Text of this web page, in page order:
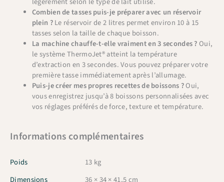
Combien de tasses puis-je préparer avec un réservoir
plein ?Le réservoir de 2 litres permet environ 10 à 15
tasses selon la taille de chaque boisson.
La machine chauffe-t-elle vraiment en 3 secondes ?Oui,
le système ThermoJet® atteint la température
d’extraction en 3 secondes. Vous pouvez préparer votre
première tasse immédiatement après l’allumage.
Puis-je créer mes propres recettes de boissons ?Oui,
vous enregistrez jusqu’à 8 boissons personnalisées avec
vos réglages préférés de force, texture et température.
Informations complémentaires
Poids
13 kg
Dimensions
36 × 34 × 41,5 cm